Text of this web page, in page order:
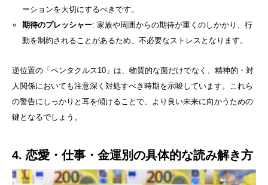
ーションを大切にするべきです。
期待のプレッシャー: 家族や周囲からの期待が重くのしかかり、行
動を制約されることがあるため、不必要なストレスとなります。
逆位置の「ペンタクルス10」は、物質的な面だけでなく、精神的・対
人関係においても注意深く対処すべき時期を示唆しています。これら
の警告にしっかりと耳を傾けることで、より良い未来に向かうための
鍵となるでしょう。
4. 恋愛・仕事・金運別の具体的な読み解き方